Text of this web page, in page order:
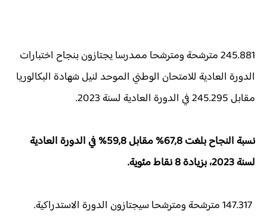
245.881 مترشحة ومترشحا ممدرسا يجتازون بنجاح اختبارات
الدورة العادية للامتحان الوطني الموحد لنيل شهادة البكالوريا
مقابل 245.295 في الدورة العادية لسنة 2023.
نسبة النجاح بلغت 67,8% مقابل 59,8% في الدورة العادية
لسنة 2023، بزيادة 8 نقاط مئوية.